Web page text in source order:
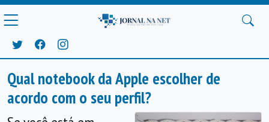
Qual notebook da Apple escolher de
acordo com o seu perfil?